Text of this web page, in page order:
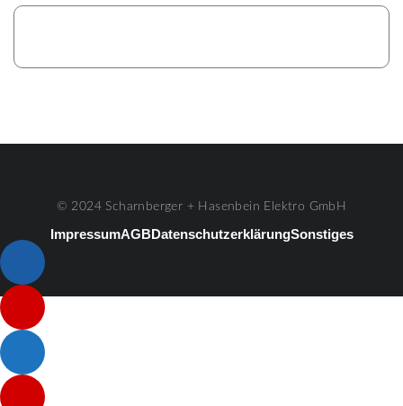
© 2024 Scharnberger + Hasenbein Elektro GmbH
ImpressumAGBDatenschutzerklärungSonstiges
Listenelement #1
Listenelement